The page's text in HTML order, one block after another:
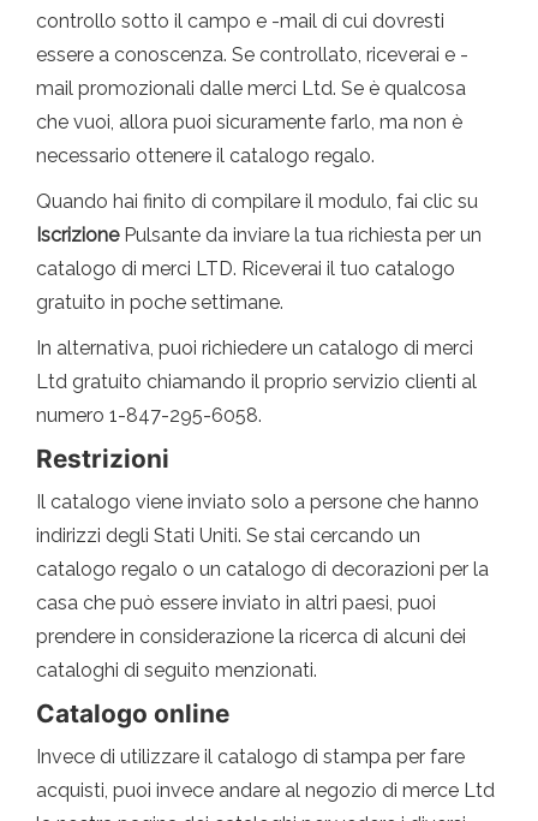
controllo sotto il campo e -mail di cui dovresti
essere a conoscenza. Se controllato, riceverai e -
mail promozionali dalle merci Ltd. Se è qualcosa
che vuoi, allora puoi sicuramente farlo, ma non è
necessario ottenere il catalogo regalo.
Quando hai finito di compilare il modulo, fai clic su
Iscrizione Pulsante da inviare la tua richiesta per un
catalogo di merci LTD. Riceverai il tuo catalogo
gratuito in poche settimane.
In alternativa, puoi richiedere un catalogo di merci
Ltd gratuito chiamando il proprio servizio clienti al
numero 1-847-295-6058.
Restrizioni
Il catalogo viene inviato solo a persone che hanno
indirizzi degli Stati Uniti. Se stai cercando un
catalogo regalo o un catalogo di decorazioni per la
casa che può essere inviato in altri paesi, puoi
prendere in considerazione la ricerca di alcuni dei
cataloghi di seguito menzionati.
Catalogo online
Invece di utilizzare il catalogo di stampa per fare
acquisti, puoi invece andare al negozio di merce Ltd